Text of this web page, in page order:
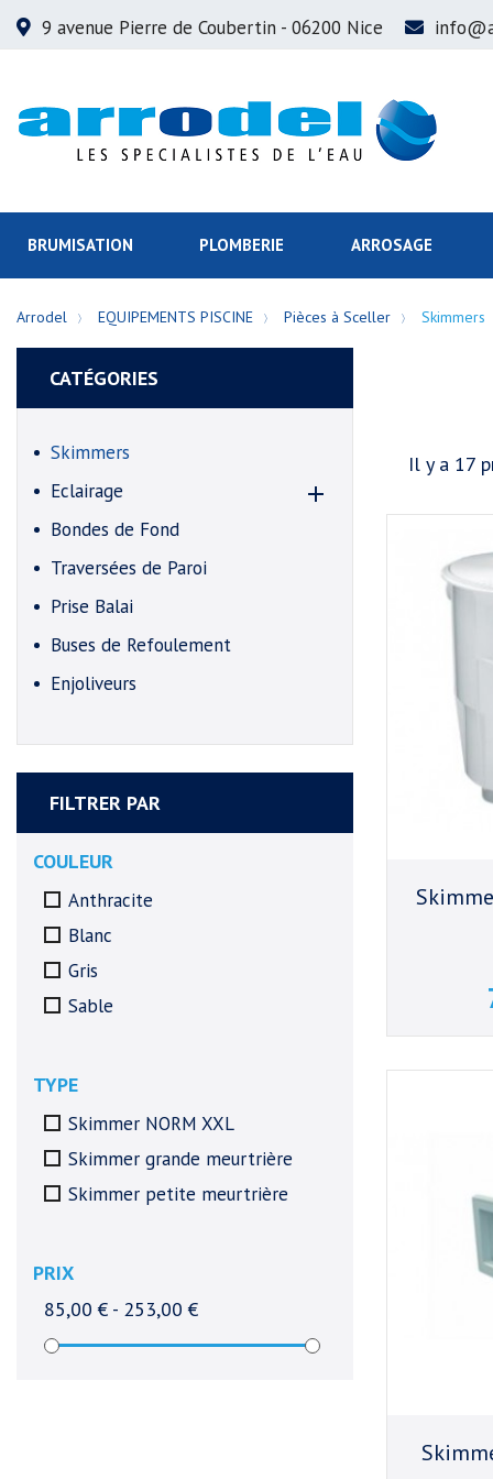
9 avenue Pierre de Coubertin - 06200 Nice
BRUMISATION PLOMBERIE ARROSAGE
Arrodel EQUIPEMENTS PISCINE Pièces à Sceller Skimmers
CATÉGORIES
Skimmers
Eclairage

Bondes de Fond
Traversées de Paroi
Prise Balai
Buses de Refoulement
Enjoliveurs
FILTRER PAR
COULEUR
Anthracite
Blanc
Gris
Sable
TYPE
Skimmer NORM XXL
Skimmer grande meurtrière
Skimmer petite meurtrière
PRIX
85,00 € - 253,00 €
Il y a 17